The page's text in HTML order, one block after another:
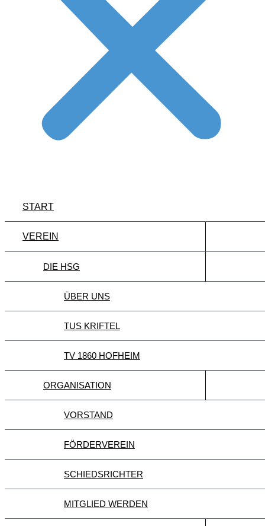
START
VEREIN
DIE HSG
ÜBER UNS
TUS KRIFTEL
TV 1860 HOFHEIM
ORGANISATION
VORSTAND
FÖRDERVEREIN
SCHIEDSRICHTER
MITGLIED WERDEN